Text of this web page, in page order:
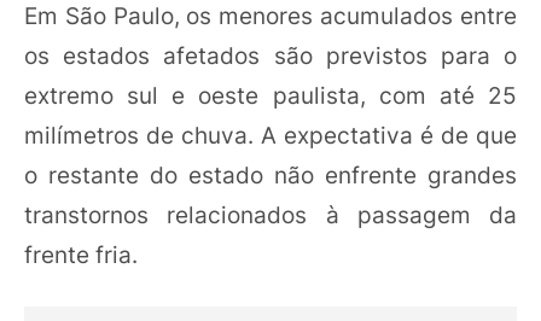
Em São Paulo, os menores acumulados entre
os estados afetados são previstos para o
extremo sul e oeste paulista, com até 25
milímetros de chuva. A expectativa é de que
o restante do estado não enfrente grandes
transtornos relacionados à passagem da
frente fria.